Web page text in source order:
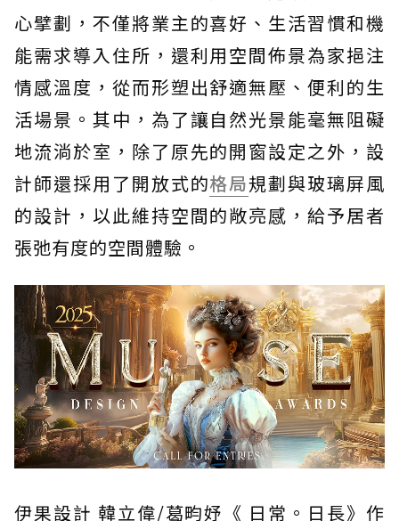
心擘劃，不僅將業主的喜好、生活習慣和機
能需求導入住所，還利用空間佈景為家挹注
情感溫度，從而形塑出舒適無壓、便利的生
活場景。其中，為了讓自然光景能毫無阻礙
地流淌於室，除了原先的開窗設定之外，設
計師還採用了開放式的格局規劃與玻璃屏風
的設計，以此維持空間的敞亮感，給予居者
張弛有度的空間體驗。
伊果設計 韓立偉/葛畇妤《 日常。日長》作